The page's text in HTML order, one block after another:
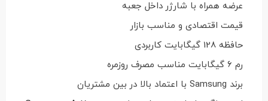
عرضه همراه با شارژر داخل جعبه
قیمت اقتصادی و مناسب بازار
حافظه 128 گیگابایت کاربردی
رم 6 گیگابایت مناسب مصرف روزمره
برند Samsung با اعتماد بالا در بین مشتریان